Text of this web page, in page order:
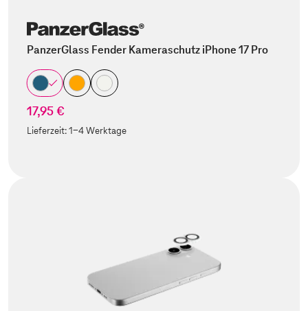
PanzerGlass Fender Kameraschutz iPhone 17 Pro
17,95 €
Lieferzeit:1-4 Werktage